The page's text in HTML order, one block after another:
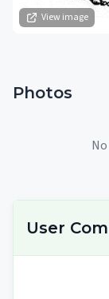
View image
Photos
User